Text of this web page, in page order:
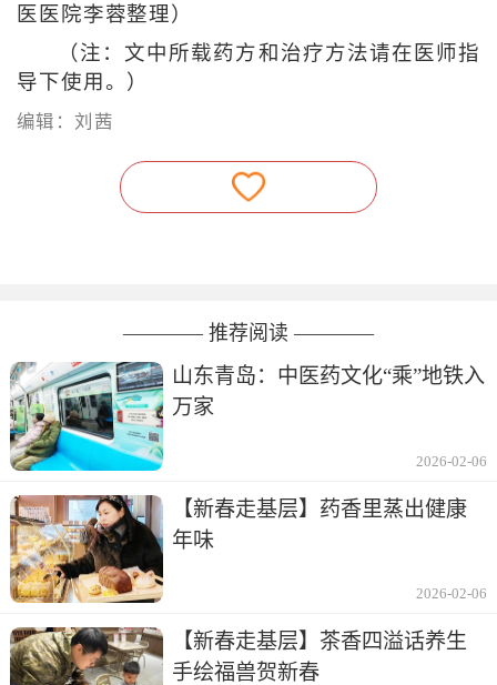
医医院李蓉整理）
（注：文中所载药方和治疗方法请在医师指
导下使用。）
编辑：刘茜
———— 推荐阅读 ————
山东青岛：中医药文化“乘”地铁入
万家
2026-02-06
【新春走基层】药香里蒸出健康
年味
2026-02-06
【新春走基层】茶香四溢话养生
手绘福兽贺新春